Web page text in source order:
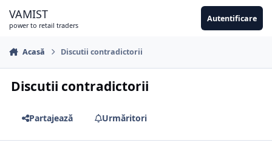
VAMIST
power to retail traders
Autentificare
Acasă Discutii contradictorii
Discutii contradictorii
Partajează Urmăritori